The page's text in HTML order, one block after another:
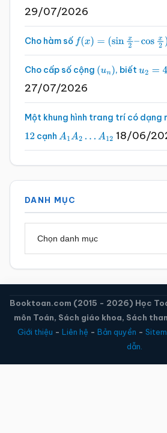
29/07/2026
Cho hàm số f(x)=(sinx2 –cosx2 )2
Cho cấp số cộng (un), biếtu2 =4
27/07/2026
Một khung hình trang trí có dạng
12 cạnh A1A2…A 12 18/06/
DANH MỤC
Booktoan.com (2015 - 2026) Học
môn Toán, Sách giáo khoa, Sách
Giới thiệu - Liên hệ - Bản quyền -
dẫn.